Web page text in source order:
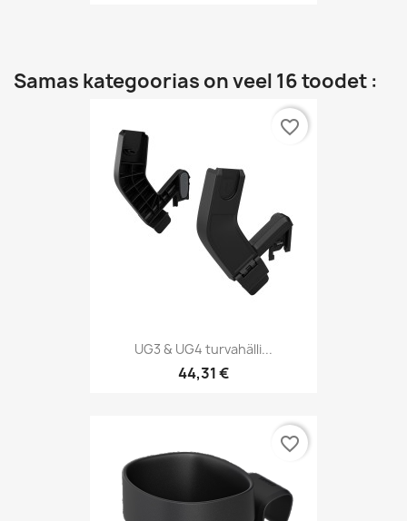
Samas kategoorias on veel 16 toodet :
UG3 & UG4 turvahälli...
44,31 €
favorite_border
favorite_border